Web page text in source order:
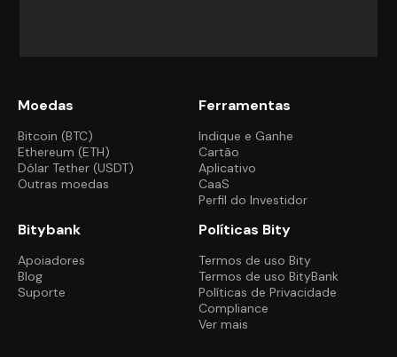
Moedas
Bitcoin (BTC)
Ethereum (ETH)
Dólar Tether (USDT)
Outras moedas
Ferramentas
Indique e Ganhe
Cartão
Aplicativo
CaaS
Perfil do Investidor
Bitybank
Apoiadores
Blog
Suporte
Políticas Bity
Termos de uso Bity
Termos de uso BityBank
Políticas de Privacidade
Compliance
Ver mais